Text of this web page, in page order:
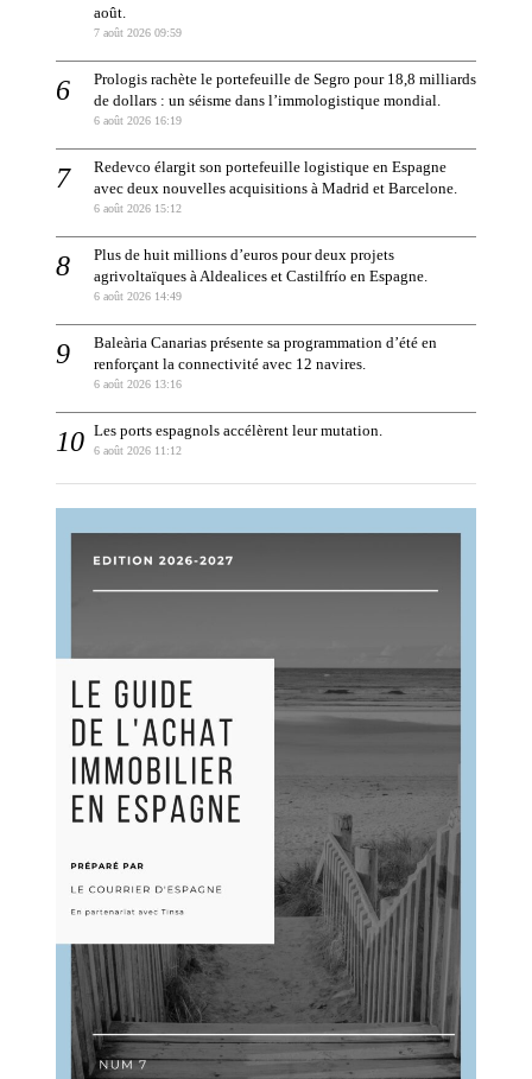
août.
7 août 2026 09:59
Prologis rachète le portefeuille de Segro pour 18,8 milliards
de dollars : un séisme dans l’immologistique mondial.
6 août 2026 16:19
Redevco élargit son portefeuille logistique en Espagne
avec deux nouvelles acquisitions à Madrid et Barcelone.
6 août 2026 15:12
Plus de huit millions d’euros pour deux projets
agrivoltaïques à Aldealices et Castilfrío en Espagne.
6 août 2026 14:49
Baleària Canarias présente sa programmation d’été en
renforçant la connectivité avec 12 navires.
6 août 2026 13:16
Les ports espagnols accélèrent leur mutation.
6 août 2026 11:12